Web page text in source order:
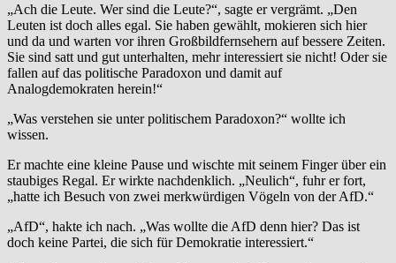
„Ach die Leute. Wer sind die Leute?“, sagte er vergrämt. „Den
Leuten ist doch alles egal. Sie haben gewählt, mokieren sich hier
und da und warten vor ihren Großbildfernsehern auf bessere Zeiten.
Sie sind satt und gut unterhalten, mehr interessiert sie nicht! Oder sie
fallen auf das politische Paradoxon und damit auf
Analogdemokraten herein!“
„Was verstehen sie unter politischem Paradoxon?“ wollte ich
wissen.
Er machte eine kleine Pause und wischte mit seinem Finger über ein
staubiges Regal. Er wirkte nachdenklich. „Neulich“, fuhr er fort,
„hatte ich Besuch von zwei merkwürdigen Vögeln von der AfD.“
„AfD“, hakte ich nach. „Was wollte die AfD denn hier? Das ist
doch keine Partei, die sich für Demokratie interessiert.“